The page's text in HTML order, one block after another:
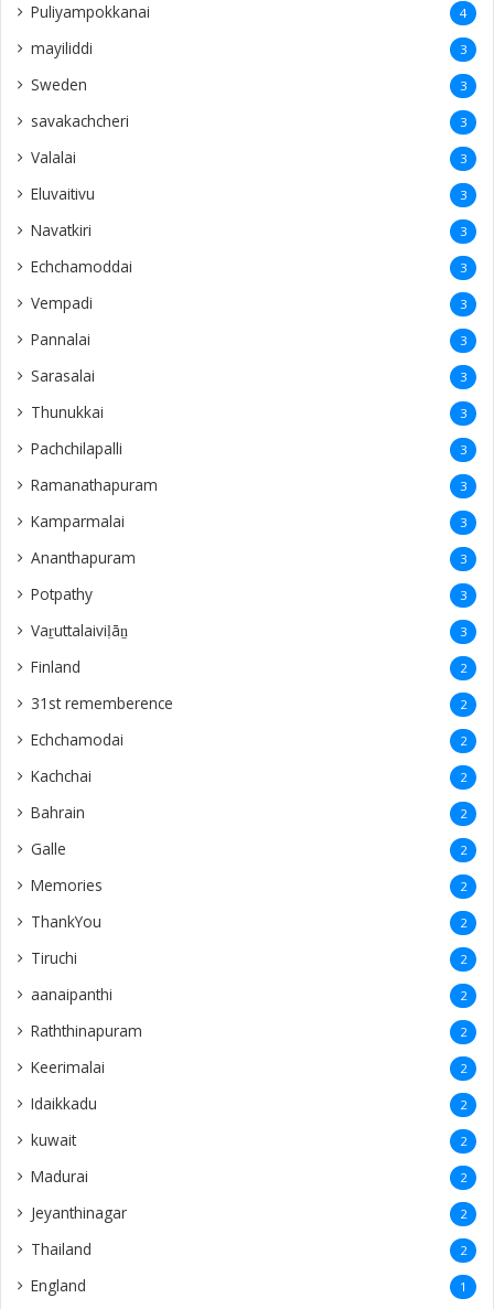
Puliyampokkanai 4
mayiliddi 3
Sweden 3
savakachcheri 3
Valalai 3
Eluvaitivu 3
Navatkiri 3
Echchamoddai 3
Vempadi 3
Pannalai 3
Sarasalai 3
Thunukkai 3
Pachchilapalli 3
Ramanathapuram 3
Kamparmalai 3
Ananthapuram 3
‎Potpathy 3
Vaṟuttalaiviḷāṉ 3
Finland 2
31st rememberence 2
Echchamodai 2
Kachchai 2
Bahrain 2
Galle 2
Memories 2
ThankYou 2
Tiruchi 2
aanaipanthi 2
Raththinapuram 2
Keerimalai 2
Idaikkadu 2
kuwait 2
Madurai 2
Jeyanthinagar 2
Thailand 2
England 1